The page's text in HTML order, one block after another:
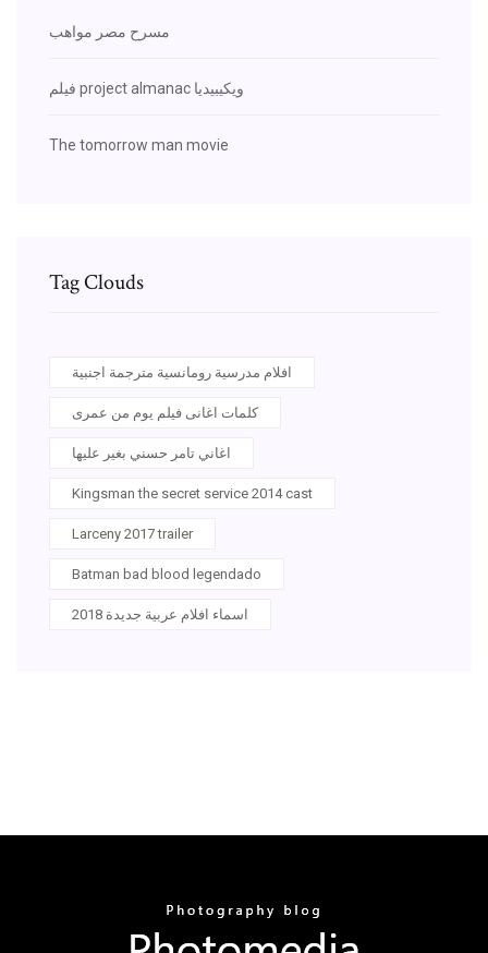
مسرح مصر مواهب
فيلم project almanac ويكيبيديا
The tomorrow man movie
Tag Clouds
افلام مدرسية رومانسية مترجمة اجنبية
كلمات اغانى فيلم يوم من عمرى
اغاني تامر حسني بغير عليها
Kingsman the secret service 2014 cast
Larceny 2017 trailer
Batman bad blood legendado
اسماء افلام عربية جديدة 2018